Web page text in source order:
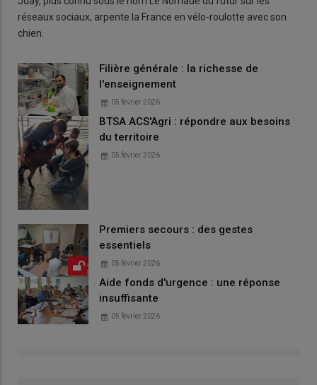
réseaux sociaux, arpente la France en vélo-roulotte avec son
chien.
Filière générale : la richesse de
l'enseignement
05 février 2026
BTSA ACS'Agri : répondre aux besoins
du territoire
05 février 2026
Premiers secours : des gestes
essentiels
05 février 2026
Aide fonds d'urgence : une réponse
insuffisante
05 février 2026